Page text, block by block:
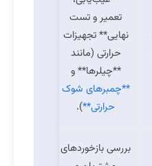
تعمیر و تست
نهایی** تجهیزات
حرارتی (مانند
**چیلرها** و
**چمبرهای شوک
حرارتی**).
بررسی بازخوردهای